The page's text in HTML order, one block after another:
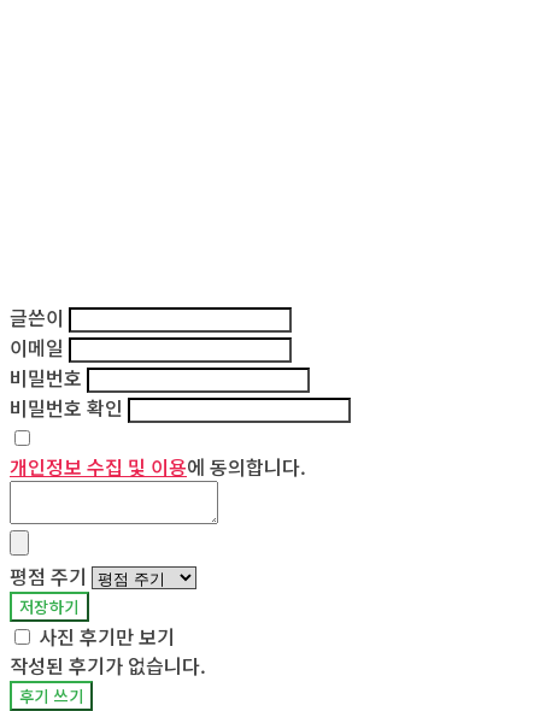
글쓴이
이메일
비밀번호
비밀번호 확인
개인정보 수집 및 이용에 동의합니다.
평점 주기
저장하기
사진 후기만 보기
작성된 후기가 없습니다.
후기 쓰기